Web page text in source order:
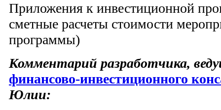
Приложения к инвестиционной
сметные расчеты стоимости
программы)
Комментарий разработчика,
финансово-инвестиционного
Юлии: